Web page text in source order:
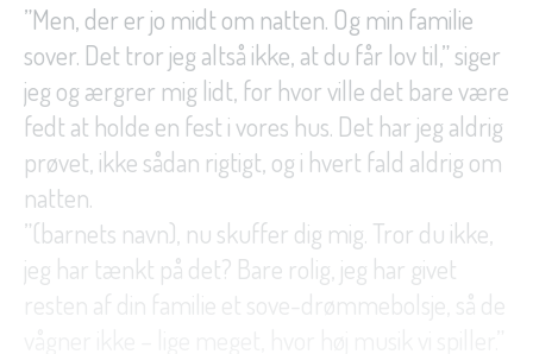
”Men, der er jo midt om natten. Og min familie
sover. Det tror jeg altså ikke, at du får lov til,” siger
jeg og ærgrer mig lidt, for hvor ville det bare være
fedt at holde en fest i vores hus. Det har jeg aldrig
prøvet, ikke sådan rigtigt, og i hvert fald aldrig om
natten.
”(barnets navn), nu skuffer dig mig. Tror du ikke,
jeg har tænkt på det? Bare rolig, jeg har givet
resten af din familie et sove-drømmebolsje, så de